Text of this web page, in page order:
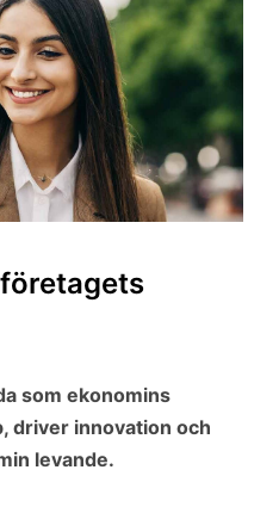
som ekonomins
driver innovation och
levande.